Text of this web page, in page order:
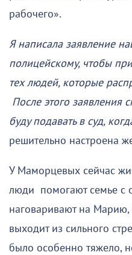
рабочего».
Я написала заявление
полицейскому, чтобы
тех людей, которые
После этого заявления
буду подавать в суд,
решительно настроена
У Маморцевых сейчас
люди помогают семье с
наговаривают на Марию,
выходит из сильного
было особенно тяжело,